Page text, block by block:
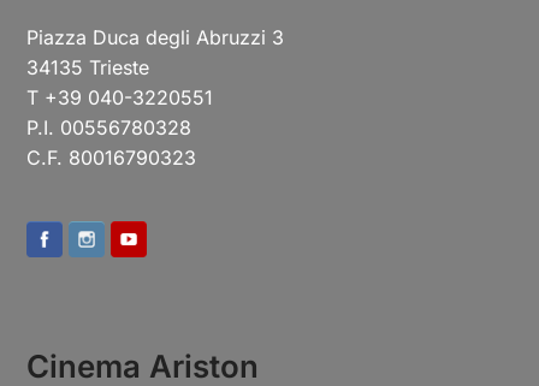
Piazza Duca degli Abruzzi 3
34135 Trieste
T +39 040-3220551
P.I. 00556780328
C.F. 80016790323
Cinema Ariston